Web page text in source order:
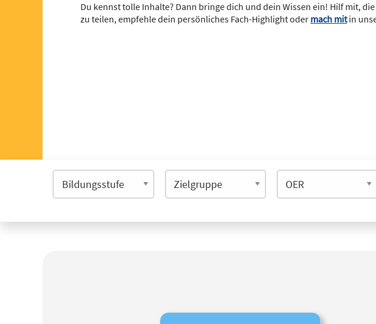
Du kennst tolle Inhalte? Dann bringe dich und dein Wissen ein! Hilf mit,
zu teilen, empfehle dein persönliches Fach-Highlight oder mach mitin